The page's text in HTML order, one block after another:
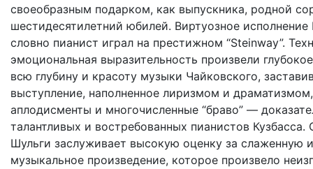
своеобразным подарком, как выпускника, родной
шестидесятилетний юбилей. Виртуозное исполнение
словно пианист играл на престижном “Steinway”.
эмоциональная выразительность произвели
всю глубину и красоту музыки Чайковского,
выступление, наполненное лиризмом и
аплодисменты и многочисленные “браво” —
талантливых и востребованных пианистов
Шульги заслуживает высокую оценку за слаженную
музыкальное произведение, которое произвело